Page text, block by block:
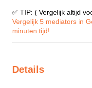
✅ TIP: ( Vergelijk altijd
Vergelijk 5 mediators in
minuten tijd!
Details